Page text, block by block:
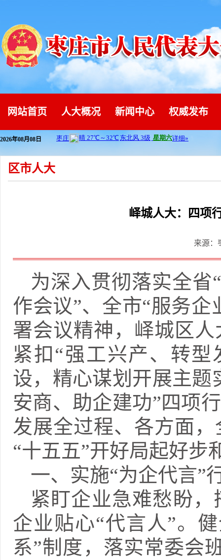
网站首页 人大概况 新闻中心 权威发布
2026年08月08日
区市人大
峄城人大：四项
来源：
为深入贯彻落实全省
作会议”、全市“服务
署会议精神，峄城区
紧扣“强工兴产、转
设，精心谋划开展主题
安商、助企建功”四项
发展全过程、各方面
“十五五”开好局起好步
一、实施“为企代言”
紧盯企业急难愁盼
企业贴心“代言人”。
系”制度，落实常委会